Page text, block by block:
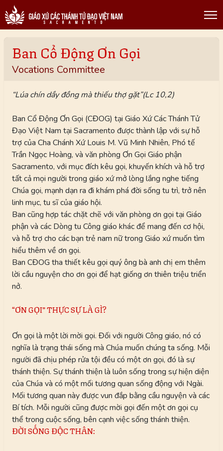
Ban Cổ Động Ơn Gọi
Vocations Committee
“Lúa chín dầy đồng mà thiếu thợ gặt”(Lc 10,2)
Ban Cổ Động Ơn Gọi (CĐOG) tại Giáo Xứ Các Thánh Tử
Đạo Việt Nam tại Sacramento được thành lập với sự hỗ
trợ của Cha Chánh Xứ Louis M. Vũ Minh Nhiên, Phó tế
Trần Ngọc Hoàng, và văn phòng Ơn Gọi Giáo phận
Sacramento, với mục đích kêu gọi, khuyến khích và hỗ trợ
tất cả mọi người trong giáo xứ mở lòng lắng nghe tiếng
Chúa gọi, mạnh dạn ra đi khám phá đời sống tu trì, trở nên
linh mục, tu sĩ của giáo hội.
Ban cũng hợp tác chặt chẽ với văn phòng ơn gọi tại Giáo
phận và các Dòng tu Công giáo khác để mang đến cơ hội,
và hỗ trợ cho các bạn trẻ nam nữ trong Giáo xứ muốn tìm
hiểu thêm về ơn gọi.
Ban CĐOG tha thiết kêu gọi quý ông bà anh chị em thêm
lời cầu nguyện cho ơn gọi để hạt giống ơn thiên triệu triển
nở.
“ƠN GỌI” THỰC SỰ LÀ GÌ?
Ơn gọi là một lời mời gọi. Đối với người Công giáo, nó có
nghĩa là trạng thái sống mà Chúa muốn chúng ta sống. Mỗi
người đã chịu phép rửa tội đều có một ơn gọi, đó là sự
thánh thiện. Sự thánh thiện là luôn sống trong sự hiện diện
của Chúa và có một mối tương quan sống động với Ngài.
Mối tương quan này được vun đắp bằng cầu nguyện và các
Bí tích. Mỗi người cũng được mời gọi đến một ơn gọi cụ
thể trong cuộc sống, bên cạnh việc sống thánh thiện.
ĐỜI SỐNG ĐỘC THÂN: